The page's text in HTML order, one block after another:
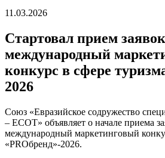
11.03.2026
Стартовал прием
международный
конкурс в сфере
2026
Союз «Евразийское содружество
– ЕСОТ» объявляет о начале приема
международный маркетинговый
«PROбренд»-2026.